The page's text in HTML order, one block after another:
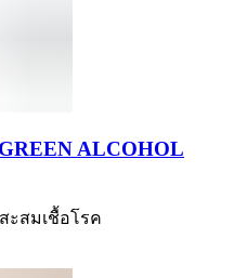
ALCOHOL
ะสมเชื้อโรค